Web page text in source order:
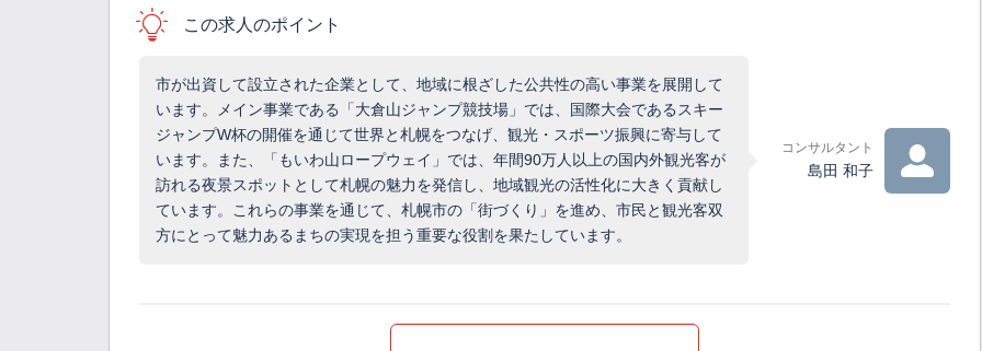
この求人のポイント
市が出資して設立された企業として、地域に根ざした公共性の高い事業を展開して
います。メイン事業である「大倉山ジャンプ競技場」では、国際大会であるスキー
ジャンプW杯の開催を通じて世界と札幌をつなげ、観光・スポーツ振興に寄与して
います。また、「もいわ山ロープウェイ」では、年間90万人以上の国内外観光客が
訪れる夜景スポットとして札幌の魅力を発信し、地域観光の活性化に大きく貢献し
ています。これらの事業を通じて、札幌市の「街づくり」を進め、市民と観光客双
方にとって魅力あるまちの実現を担う重要な役割を果たしています。
コンサルタント
島田 和子